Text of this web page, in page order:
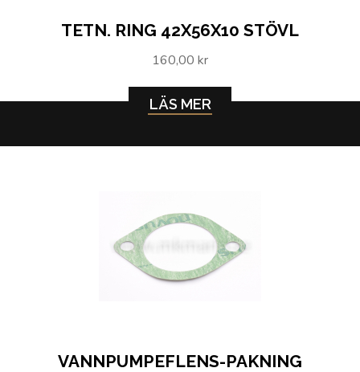
TETN. RING 42X56X10 STÖVL
160,00 kr
LÄS MER
VANNPUMPEFLENS-PAKNING